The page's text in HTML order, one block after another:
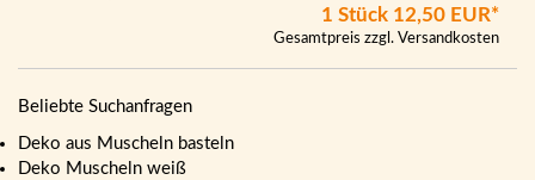
1 Stück 12,50 EUR*
Gesamtpreis zzgl. Versandkosten
Beliebte Suchanfragen
Deko aus Muscheln basteln
Deko Muscheln weiß